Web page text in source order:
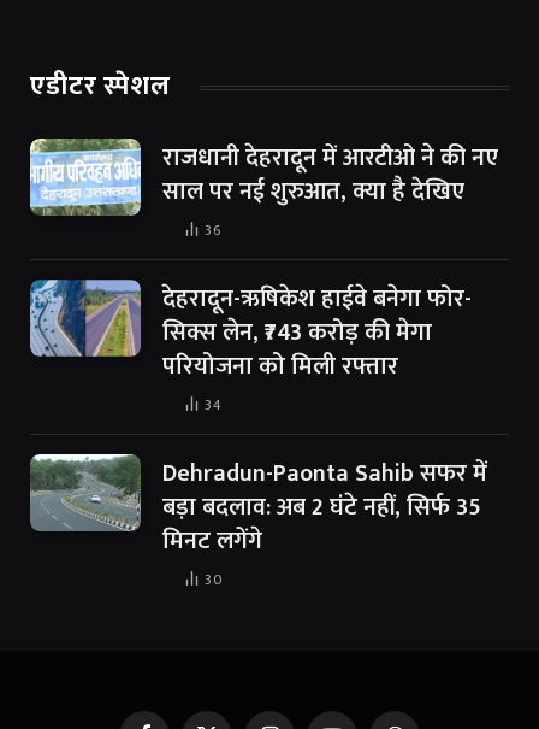
एडीटर स्पेशल
राजधानी देहरादून में आरटीओ ने की नए
साल पर नई शुरुआत, क्या है देखिए
36
देहरादून-ऋषिकेश हाईवे बनेगा फोर-
सिक्स लेन, ₹743 करोड़ की मेगा
परियोजना को मिली रफ्तार
34
Dehradun-Paonta Sahib सफर में
बड़ा बदलाव: अब 2 घंटे नहीं, सिर्फ 35
मिनट लगेंगे
30